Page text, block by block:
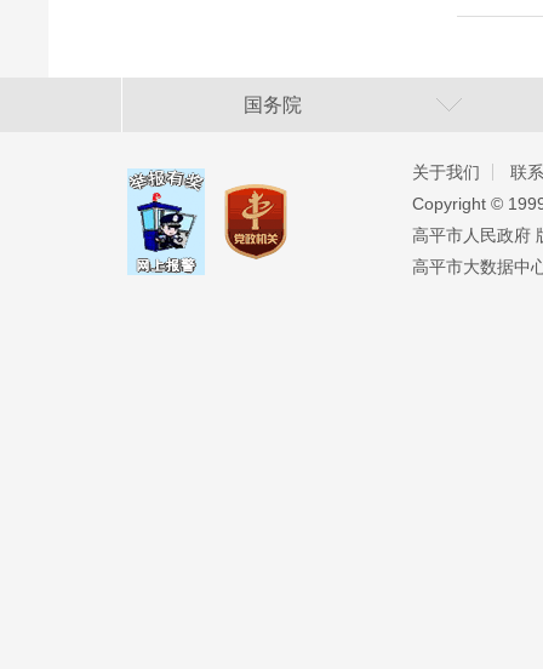
国务院
关于我们
联
Copyright ©️
高平市人民政府
高平市大数据